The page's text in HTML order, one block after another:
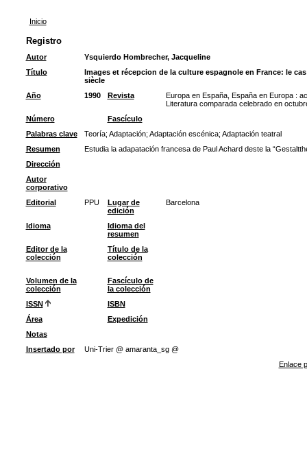
Inicio
Registro
Autor
Ysquierdo Hombrecher, Jacqueline
Título
Images et récepcion de la culture espagnole en France: le
siècle
Año
1990 Revista
Europa en España, España en Europa :
Literatura comparada celebrado en
Número
Fascículo
Palabras clave
Teoría; Adaptación; Adaptación escénica; Adaptación teatral
Resumen
Estudia la adapatación francesa de Paul Achard deste la
Dirección
Autor
corporativo
Editorial
PPU
Lugar de
edición
Barcelona
Idioma
Idioma del
resumen
Editor de la
colección
Título de la
colección
Volumen de la
colección
Fascículo de
la colección
ISSN
ISBN
Área
Expedición
Notas
Insertado por
Uni-Trier @ amaranta_sg @
Enlace